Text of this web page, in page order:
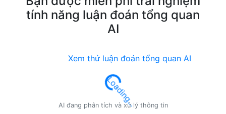
tính năng luận đoán tổng quan
AI
Xem thử luận đoán tổng quan AI
Loading...
AI đang phân tích và xử lý thông tin